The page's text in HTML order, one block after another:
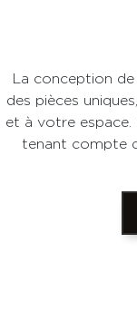
La conception
des pièces
et à votre espace.
tenant compte